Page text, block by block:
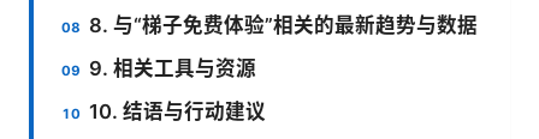
8. 与“梯子免费体验”相关的最新趋势与数据
9. 相关工具与资源
10. 结语与行动建议